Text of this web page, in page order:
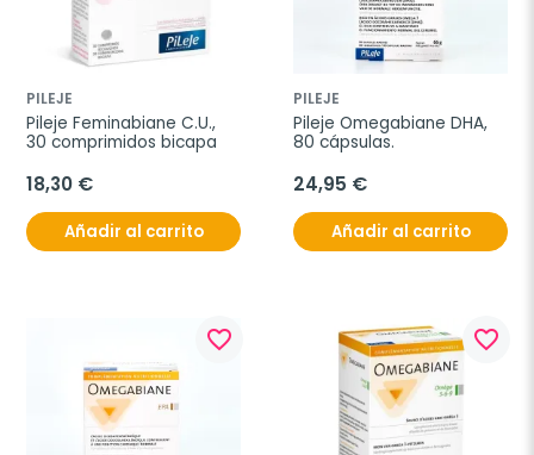
PILEJE
Pileje Feminabiane C.U.,
30 comprimidos bicapa
18,30 €
Añadir al carrito
PILEJE
Pileje Omegabiane DHA,
80 cápsulas.
24,95 €
Añadir al carrito
favorite_border favorite_border